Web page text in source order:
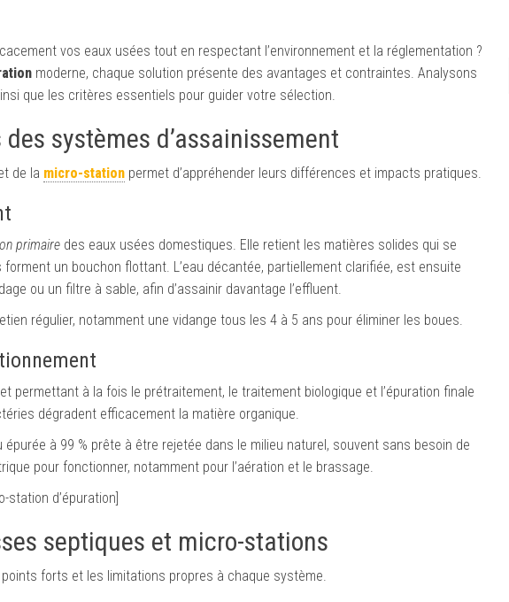
vos eaux usées tout en respectant l’environnement et la réglementation ?
moderne, chaque solution présente des avantages et contraintes. Analysons
que les critères essentiels pour guider votre sélection.
systèmes d’assainissement
de la micro-station permet d’appréhender leurs différences et impacts pratiques.
primaire des eaux usées domestiques. Elle retient les matières solides qui se
un bouchon flottant. L’eau décantée, partiellement clarifiée, est ensuite
ou un filtre à sable, afin d’assainir davantage l’effluent.
régulier, notamment une vidange tous les 4 à 5 ans pour éliminer les boues.
permettant à la fois le prétraitement, le traitement biologique et l’épuration finale
dégradent efficacement la matière organique.
à 99 % prête à être rejetée dans le milieu naturel, souvent sans besoin de
pour fonctionner, notamment pour l’aération et le brassage.
station d’épuration]
septiques et micro-stations
forts et les limitations propres à chaque système.